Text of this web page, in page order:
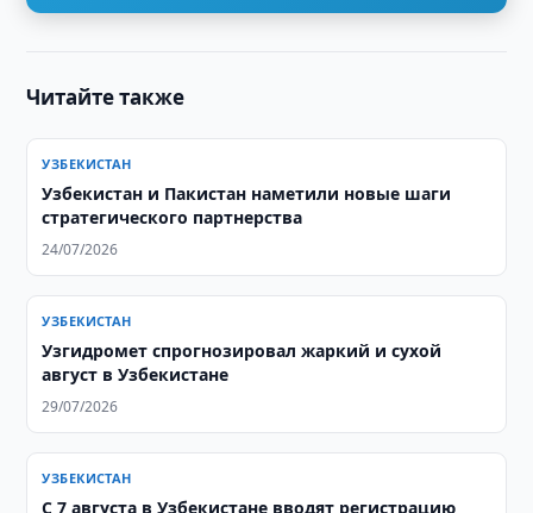
Читайте также
УЗБЕКИСТАН
Узбекистан и Пакистан наметили новые шаги
стратегического партнерства
24/07/2026
УЗБЕКИСТАН
Узгидромет спрогнозировал жаркий и сухой
август в Узбекистане
29/07/2026
УЗБЕКИСТАН
С 7 августа в Узбекистане вводят регистрацию